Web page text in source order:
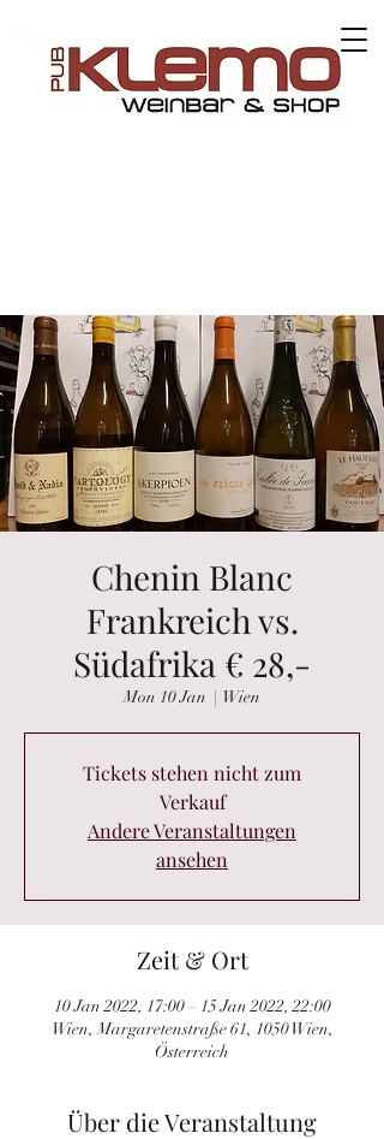
Chenin Blanc
Frankreich vs.
Südafrika € 28,-
Mon 10 Jan
  |
Wien
Tickets stehen nicht zum
Verkauf
Andere Veranstaltungen
ansehen
Zeit & Ort
10 Jan 2022, 17:00 – 15 Jan 2022, 22:00
Wien, Margaretenstraße 61, 1050 Wien,
Österreich
Über die Veranstaltung